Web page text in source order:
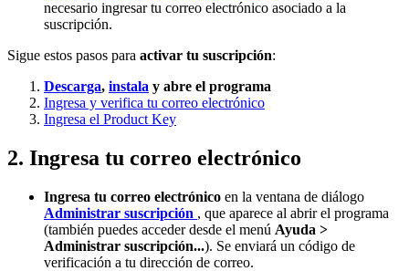
necesario ingresar tu correo electrónico asociado a la
suscripción.
Sigue estos pasos para activar tu suscripción:
Descarga, instala y abre el programa
Ingresa y verifica tu correo electrónico
Ingresa el Product Key
2. Ingresa tu correo electrónico
Ingresa tu correo electrónico en la ventana de diálogo
Administrar suscripción , que aparece al abrir el programa
(también puedes acceder desde el menú Ayuda >
Administrar suscripción...). Se enviará un código de
verificación a tu dirección de correo.